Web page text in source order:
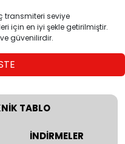
transmiteri seviye
için en iyi şekle getirilmiştir.
güvenilirdir.
TABLO
İNDİRMELER